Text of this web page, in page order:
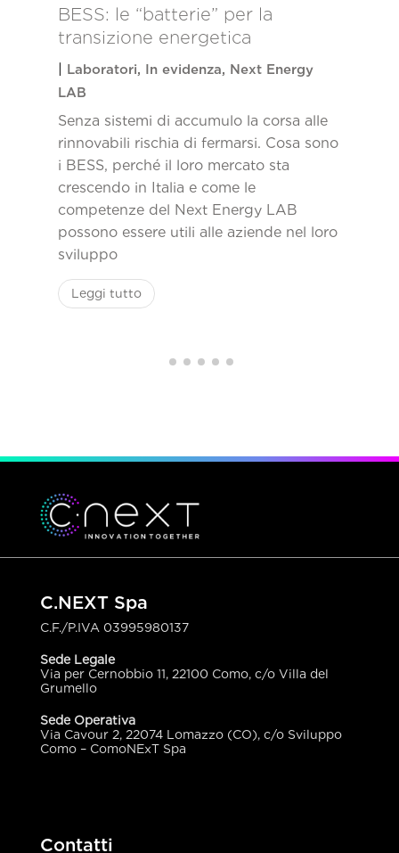
BESS: le “batterie” per la
transizione energetica
| Laboratori, In evidenza, Next Energy
LAB
Senza sistemi di accumulo la corsa alle
rinnovabili rischia di fermarsi. Cosa sono
i BESS, perché il loro mercato sta
crescendo in Italia e come le
competenze del Next Energy LAB
possono essere utili alle aziende nel loro
sviluppo
Leggi tutto
C.NEXT Spa
C.F./P.IVA 03995980137
Sede Legale
Via per Cernobbio 11, 22100 Como, c/o Villa del
Grumello
Sede Operativa
Via Cavour 2, 22074 Lomazzo (CO), c/o Sviluppo
Como – ComoNExT Spa
Contatti